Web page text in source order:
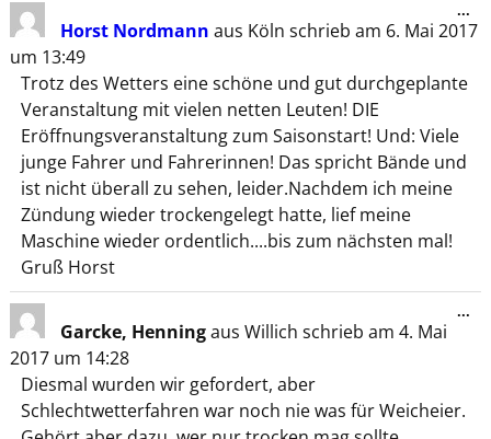
Horst Nordmann aus Köln schrieb am 6. Mai 2017
um 13:49
Trotz des Wetters eine schöne und gut durchgeplante
Veranstaltung mit vielen netten Leuten! DIE
Eröffnungsveranstaltung zum Saisonstart! Und: Viele
junge Fahrer und Fahrerinnen! Das spricht Bände und
ist nicht überall zu sehen, leider.Nachdem ich meine
Zündung wieder trockengelegt hatte, lief meine
Maschine wieder ordentlich....bis zum nächsten mal!
Gruß Horst
...
Garcke, Henningaus Willich schrieb am 4. Mai
2017 um 14:28
Diesmal wurden wir gefordert, aber
Schlechtwetterfahren war noch nie was für Weicheier.
...